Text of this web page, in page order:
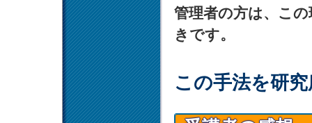
管理者の方は、こ
きです。
この手法を研